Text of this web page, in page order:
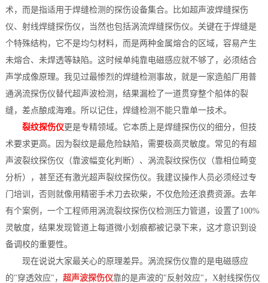
术，而是指适用于焊缝检测的探伤设备集合。比如超声波焊缝探伤
仪、射线焊缝探伤仪，当然也包括涡流焊缝探伤仪。关键在于焊缝是
个特殊结构，它不是均匀材料，而是两种金属熔合的区域，容易产生
未熔合、未焊透等缺陷。这时候单纯靠电磁感应就不够了，必须结合
声学成像原理。我见过最惨烈的焊缝检测事故，就是一家造船厂用普
通涡流探伤仪替代超声波检测，结果漏检了一道贯穿整个船体的裂
缝，差点酿成海难。所以记住，焊缝检测不能只靠单一技术。
裂纹探伤仪更是专精领域。它本质上是焊缝探伤仪的细分，但技
术要求更高。因为裂纹是最危险缺陷，需要极高灵敏度。常见的有超
声波裂纹探伤仪（靠波幅变化判断）、涡流裂纹探伤仪（靠相位畸变
分析），甚至还有激光超声裂纹探伤仪。我建议操作人员必须经过专
门培训，否则就像用精密手术刀去砍柴，不仅危险还浪费资源。去年
有个案例，一个工程师用涡流裂纹探伤仪检测压力管道，设置了100%
灵敏度，结果发现管道上每道微小划痕都被记录下来，这才意识到设
备调校的重要性。
现在说说大家最关心的原理差异。涡流探伤仪靠的是电磁感应
的"穿透效应"， 超声波探伤仪靠的是声波的"反射效应"，X射线探伤仪